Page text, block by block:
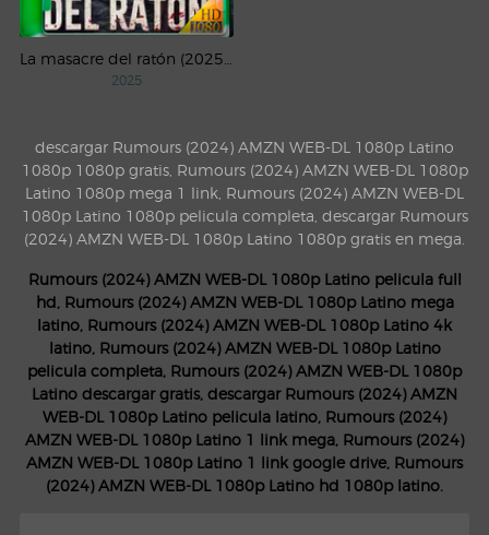
2025
descargar Rumours (2024) AMZN WEB-DL 1080p Latino
1080p 1080p gratis, Rumours (2024) AMZN WEB-DL 1080p
Latino 1080p mega 1 link, Rumours (2024) AMZN WEB-DL
1080p Latino 1080p pelicula completa, descargar Rumours
(2024) AMZN WEB-DL 1080p Latino 1080p gratis en mega.
Rumours (2024) AMZN WEB-DL 1080p Latino pelicula full
hd, Rumours (2024) AMZN WEB-DL 1080p Latino mega
latino, Rumours (2024) AMZN WEB-DL 1080p Latino 4k
latino, Rumours (2024) AMZN WEB-DL 1080p Latino
pelicula completa, Rumours (2024) AMZN WEB-DL 1080p
Latino descargar gratis, descargar Rumours (2024) AMZN
WEB-DL 1080p Latino pelicula latino, Rumours (2024)
AMZN WEB-DL 1080p Latino 1 link mega, Rumours (2024)
AMZN WEB-DL 1080p Latino 1 link google drive, Rumours
(2024) AMZN WEB-DL 1080p Latino hd 1080p latino.